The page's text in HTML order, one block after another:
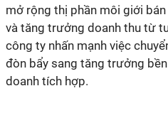
mở rộng thị phần môi giới
và tăng trưởng doanh thu từ
công ty nhấn mạnh việc
đòn bẩy sang tăng trưởng
doanh tích hợp.